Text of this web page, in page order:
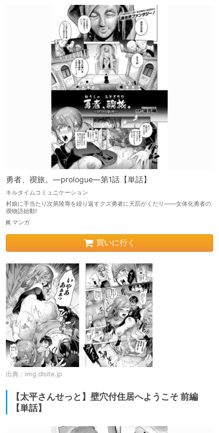
勇者、禊旅。―prologue―第1話【単話】
キルタイムコミュニケーション
村娘に手当たり次第陵辱を繰り返すクズ勇者に天罰がくだり――女体化勇者の
禊物語始動!
マンガ
買いに行く
出典： img.dlsite.jp
【太平さんせっと】壁穴付住居へようこそ 前編
【単話】